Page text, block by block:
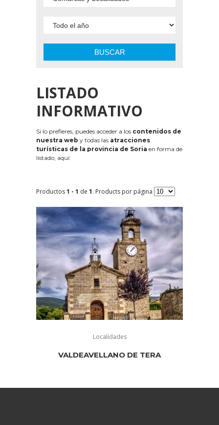
BUSCAR
LISTADO
INFORMATIVO
Si lo prefieres, puedes acceder a los contenidos de
nuestra web y todas las atracciones
turísticas de la provincia de Soria en forma de
listado, aquí:
Productos1 - 1 de 1. Products por página
Localidades
VALDEAVELLANO DE TERA